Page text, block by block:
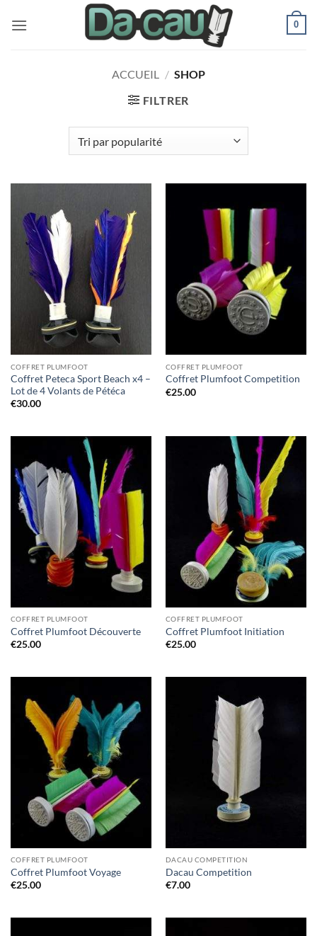
0
ACCUEIL / SHOP
FILTRER
COFFRET PLUMFOOT
Coffret Peteca Sport Beach x4 –
Lot de 4 Volants de Pétéca
€30.00
COFFRET PLUMFOOT
Coffret Plumfoot Competition
€25.00
COFFRET PLUMFOOT
Coffret Plumfoot Découverte
€25.00
COFFRET PLUMFOOT
Coffret Plumfoot Initiation
€25.00
COFFRET PLUMFOOT
Coffret Plumfoot Voyage
€25.00
DACAU COMPETITION
Dacau Competition
€7.00